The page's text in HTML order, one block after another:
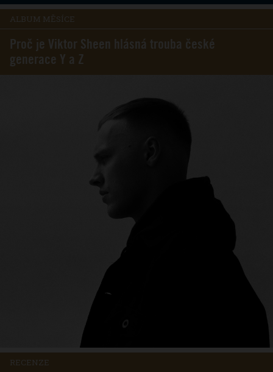
ALBUM MĚSÍCE
Proč je Viktor Sheen hlásná trouba české
generace Y a Z
RECENZE